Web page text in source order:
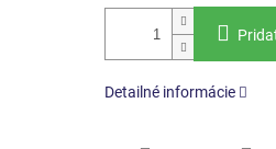
Detailné informácie